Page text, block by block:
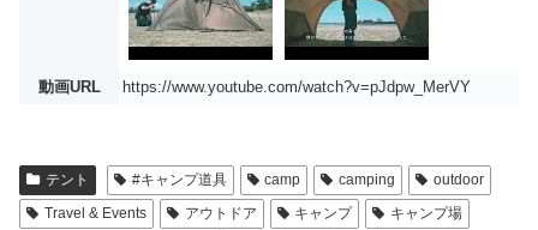
動画URL https://www.youtube.com/watch?v=pJdpw_MerVY
テント #キャンプ道具 camp camping
outdoor
Travel & Events
アウトドア キャンプ
キャンプ場